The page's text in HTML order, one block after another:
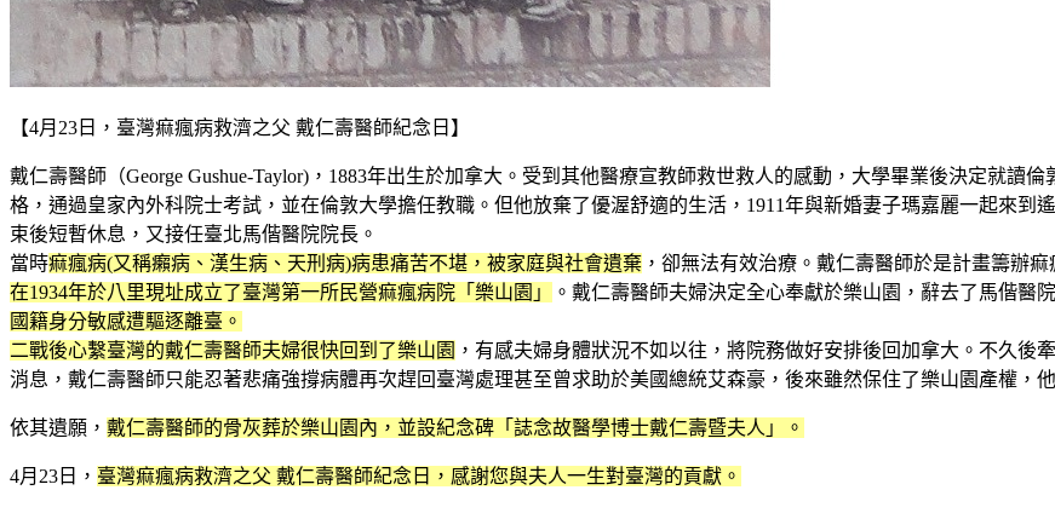
【4月23日，臺灣痲瘋病救濟之父 戴仁壽醫師紀念日】
戴仁壽醫師（George Gushue-Taylor)，1883年出生於加拿大。受到其他醫療宣教師救世救人的感動，大學畢業後決定就讀
格，通過皇家內外科院士考試，並在倫敦大學擔任教職。但他放棄了優渥舒適的生活，1911年與新婚妻子瑪嘉麗一起來
束後短暫休息，又接任臺北馬偕醫院院長。
當時痲瘋病(又稱癩病、漢生病、天刑病)病患痛苦不堪，被家庭與社會遺棄 ，卻無法有效治療。戴仁壽醫師於是計畫籌辦
在1934年於八里現址成立了臺灣第一所民營痲瘋病院「樂山園」
。戴仁壽醫師夫婦決定全心奉獻於樂山園，辭去了馬偕醫
國籍身分敏感遭驅逐離臺。
二戰後心繫臺灣的戴仁壽醫師夫婦很快回到了樂山園 ，有感夫婦身體狀況不如以往，將院務做好安排後回加拿大。不久
消息，戴仁壽醫師只能忍著悲痛強撐病體再次趕回臺灣處理甚至曾求助於美國總統艾森豪，後來雖然保住了樂山園產權，
依其遺願， 戴仁壽醫師的骨灰葬於樂山園內，並設紀念碑「誌念故醫學博士戴仁壽暨夫人」。
4月23日， 臺灣痲瘋病救濟之父 戴仁壽醫師紀念日，感謝您與夫人一生對臺灣的貢獻。